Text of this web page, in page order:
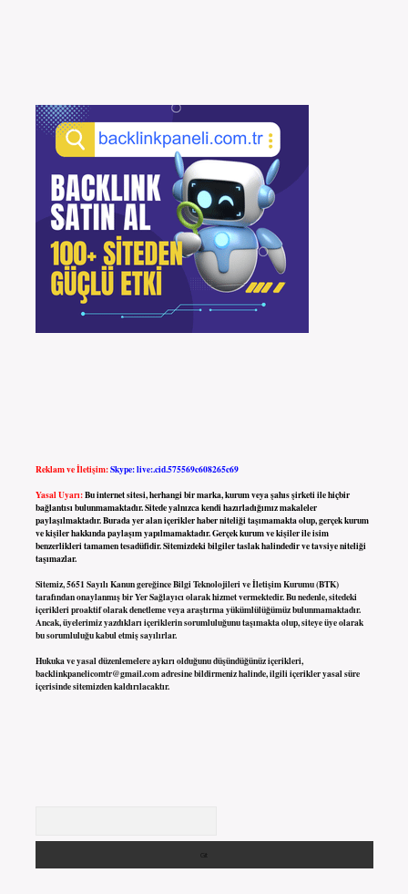
Reklam ve İletişim:Skype: live:.cid.575569c608265c69
Yasal Uyarı:Bu internet sitesi, herhangi bir marka, kurum veya şahıs şirketi ile hiçbir
bağlantısı bulunmamaktadır. Sitede yalnızca kendi hazırladığımız makaleler
paylaşılmaktadır. Burada yer alan içerikler haber niteliği taşımamakta olup, gerçek kurum
ve kişiler hakkında paylaşım yapılmamaktadır. Gerçek kurum ve kişiler ile isim
benzerlikleri tamamen tesadüfidir. Sitemizdeki bilgiler taslak halindedir ve tavsiye niteliği
taşımazlar.
Sitemiz, 5651 Sayılı Kanun gereğince Bilgi Teknolojileri ve İletişim Kurumu (BTK)
tarafından onaylanmış bir Yer Sağlayıcı olarak hizmet vermektedir. Bu nedenle, sitedeki
içerikleri proaktif olarak denetleme veya araştırma yükümlülüğümüz bulunmamaktadır.
Ancak, üyelerimiz yazdıkları içeriklerin sorumluluğunu taşımakta olup, siteye üye olarak
bu sorumluluğu kabul etmiş sayılırlar.
Hukuka ve yasal düzenlemelere aykırı olduğunu düşündüğünüz içerikleri,
backlinkpanelicomtr@gmail.comadresine bildirmeniz halinde, ilgili içerikler yasal süre
içerisinde sitemizden kaldırılacaktır.